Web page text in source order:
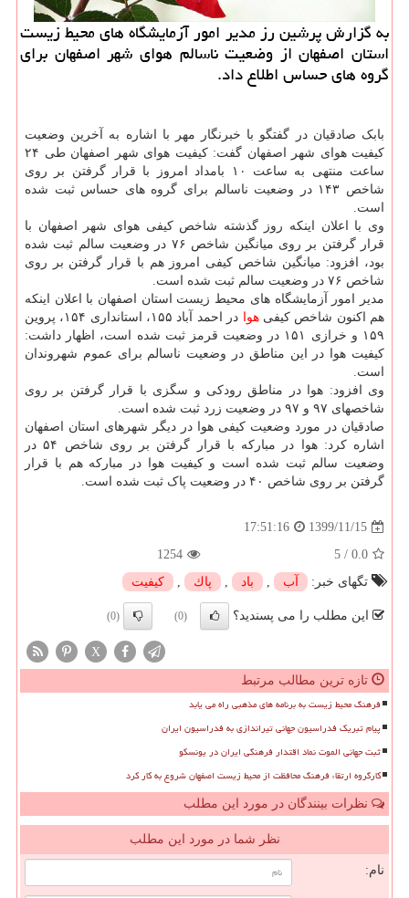
به گزارش پرشین رز مدیر امور آزمایشگاه های محیط زیست
استان اصفهان از وضعیت ناسالم هوای شهر اصفهان برای
گروه های حساس اطلاع داد.
بابک صادقیان در گفتگو با خبرنگار مهر با اشاره به آخرین وضعیت
کیفیت هوای شهر اصفهان گفت: کیفیت هوای شهر اصفهان طی ۲۴
ساعت منتهی به ساعت ۱۰ بامداد امروز با قرار گرفتن بر روی
شاخص ۱۴۳ در وضعیت ناسالم برای گروه های حساس ثبت شده
است.
وی با اعلان اینکه روز گذشته شاخص کیفی هوای شهر اصفهان با
قرار گرفتن بر روی میانگین شاخص ۷۶ در وضعیت سالم ثبت شده
بود، افزود: میانگین شاخص کیفی امروز هم با قرار گرفتن بر روی
شاخص ۷۶ در وضعیت سالم ثبت شده است.
مدیر امور آزمایشگاه های محیط زیست استان اصفهان با اعلان اینکه
هم اکنون شاخص کیفیهوا
در احمد آباد ۱۵۵، استانداری ۱۵۴، پروین
۱۵۹ و خرازی ۱۵۱ در وضعیت قرمز ثبت شده است، اظهار داشت:
کیفیت هوا در این مناطق در وضعیت ناسالم برای عموم شهروندان
است.
وی افزود: هوا در مناطق رودکی و سگزی با قرار گرفتن بر روی
شاخصهای ۹۷ و ۹۷ در وضعیت زرد ثبت شده است.
صادقیان در مورد وضعیت کیفی هوا در دیگر شهرهای استان اصفهان
اشاره کرد: هوا در مبارکه با قرار گرفتن بر روی شاخص ۵۴ در
وضعیت سالم ثبت شده است و کیفیت هوا در مبارکه هم با قرار
گرفتن بر روی شاخص ۴۰ در وضعیت پاک ثبت شده است.
1399/11/15
17:51:16
0.0
/
5
1254
تگهای خبر:
آب , باد , پاك , كیفیت
این مطلب را می پسندید؟ (0)
(0)
X
تازه ترین مطالب مرتبط
فرهنگ محیط زیست به برنامه های مذهبی راه می یابد
پیام تبریک فدراسیون جهانی تیراندازی به فدراسیون ایران
ثبت جهانی الموت نماد اقتدار فرهنگی ایران در یونسکو
کارگروه ارتقاء فرهنگ محافظت از محیط زیست اصفهان شروع به کار کرد
نظرات بینندگان در مورد این مطلب
نظر شما در مورد این مطلب
نام: